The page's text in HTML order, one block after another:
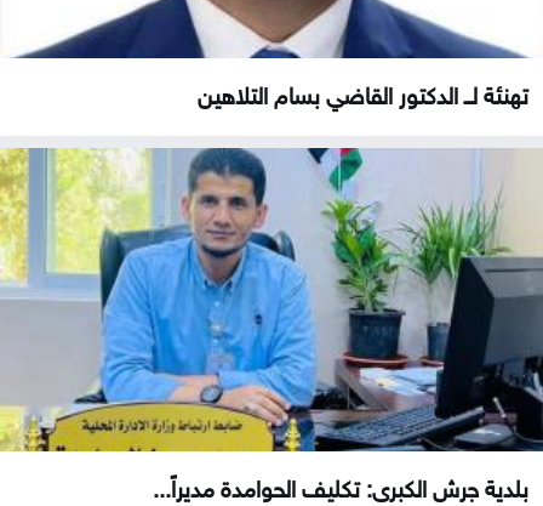
تهنئة لــ الدكتور القاضي بسام التلاهين
بلدية جرش الكبرى: تكليف الحوامدة مديراً...